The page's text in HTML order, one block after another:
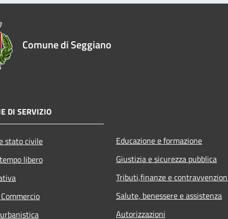
Comune di Seggiano
DI SERVIZIO
stato civile
libero
Educazione e formazione
Giustizia e sicurezza pubblica
Tributi,finanze e
Salute, benessere e assistenza
Autorizzazioni